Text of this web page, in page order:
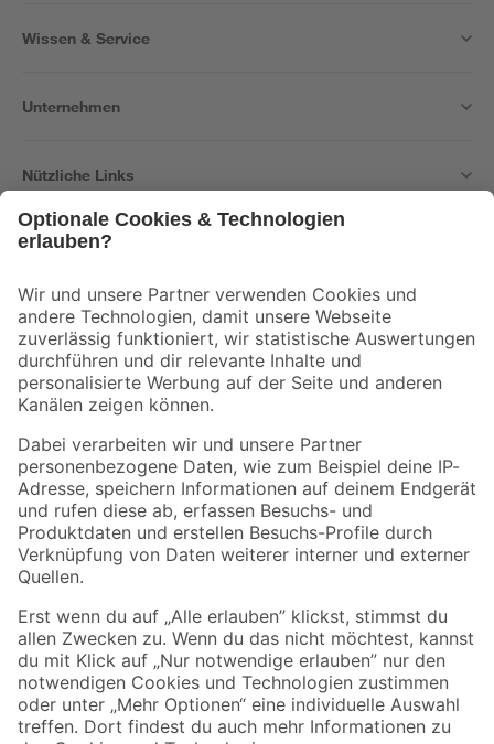
Wissen & Service
Unternehmen
Nützliche Links
Der toom Newsletter: Keine Angebote und Aktionen mehr verpassen!
Zur Newsletter Anmeldung
Folge uns
Zahlungsarten Versandarten
Sicher einkaufen
Jetzt die toom-App herunterladen